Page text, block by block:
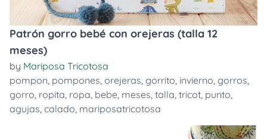
Patrón gorro bebé con orejeras (talla 12
meses)
by Mariposa Tricotosa
pompon, pompones, orejeras, gorrito, invierno, gorros,
gorro, ropita, ropa, bebe, meses, talla, tricot, punto,
agujas, calado, mariposatricotosa